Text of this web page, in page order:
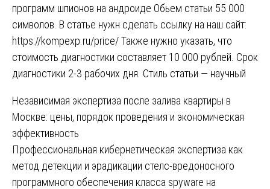
программ шпионов на андроиде Обьем статьи 55 000
символов. В статье нужн сделать ссылку на наш сайт:
https://kompexp.ru/price/ Также нужно указать, что
стоимость диагностики составляет 10 000 рублей. Срок
диагностики 2-3 рабочих дня. Стиль статьи — научный
Навигация
по
записям
Независимая экспертиза после залива квартиры в
Москве: цены, порядок проведения и экономическая
эффективность
Профессиональная кибернетическая экспертиза как
метод детекции и эрадикации стелс-вредоносного
программного обеспечения класса spyware на